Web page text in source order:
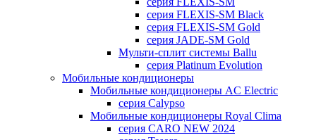
серия FLEXIS-SM Black
серия FLEXIS-SM Gold
серия JADE-SM Gold
Мульти-сплит системы Ballu
серия Platinum Evolution
Мобильные кондиционеры
Мобильные кондиционеры AC Electric
серия Calypso
Мобильные кондиционеры Royal Clima
серия CARO NEW 2024